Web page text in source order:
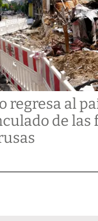
regresa al
de las